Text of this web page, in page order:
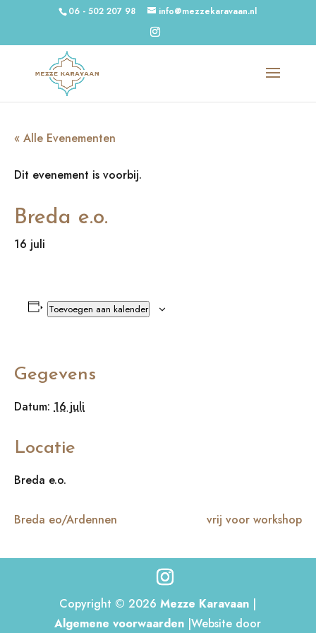
06 - 502 207 98 info@mezzekaravaan.nl
« Alle Evenementen
Dit evenement is voorbij.
Breda e.o.
16 juli
Toevoegen aan kalender
Gegevens
Datum: 16 juli
Locatie
Breda e.o.
Breda eo/Ardennen vrij voor workshop
Copyright © 2026Mezze Karavaan |
Algemene voorwaarden |Website door